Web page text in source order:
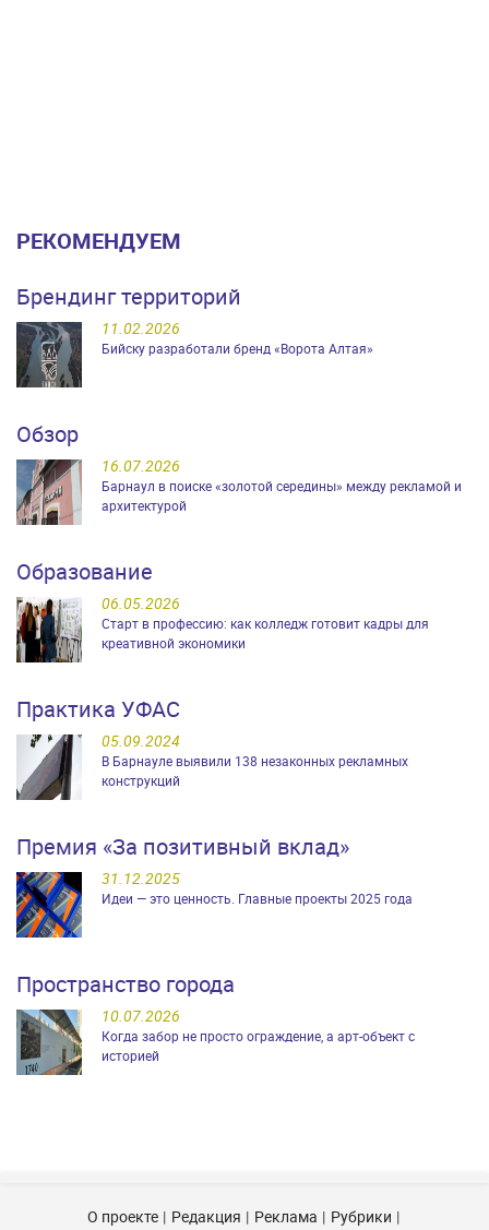
РЕКОМЕНДУЕМ
Брендинг территорий
11.02.2026
Бийску разработали бренд «Ворота Алтая»
Обзор
16.07.2026
Барнаул в поиске «золотой середины» между рекламой и
архитектурой
Образование
06.05.2026
Старт в профессию: как колледж готовит кадры для
креативной экономики
Практика УФАС
05.09.2024
В Барнауле выявили 138 незаконных рекламных
конструкций
Премия «За позитивный вклад»
31.12.2025
Идеи — это ценность. Главные проекты 2025 года
Пространство города
10.07.2026
Когда забор не просто ограждение, а арт-объект с
историей
О проекте Редакция Реклама
Рубрики